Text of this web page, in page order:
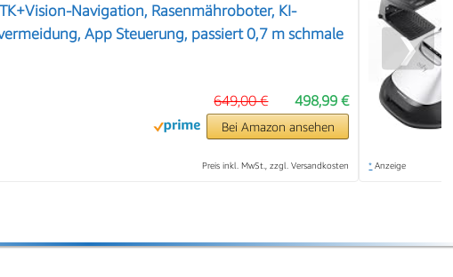
Navigation, Rasenmähroboter, KI-
App Steuerung, passiert 0,7 m schmale
498,99 €
649,00 €
Bei Amazon ansehen
Preis inkl. MwSt., zzgl. Versandkosten * Anzeige
❯